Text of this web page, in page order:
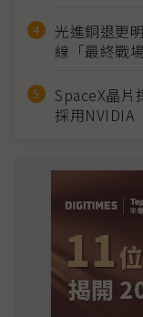
光進銅退更
線「最終戰場
SpaceX晶
採用NVIDIA